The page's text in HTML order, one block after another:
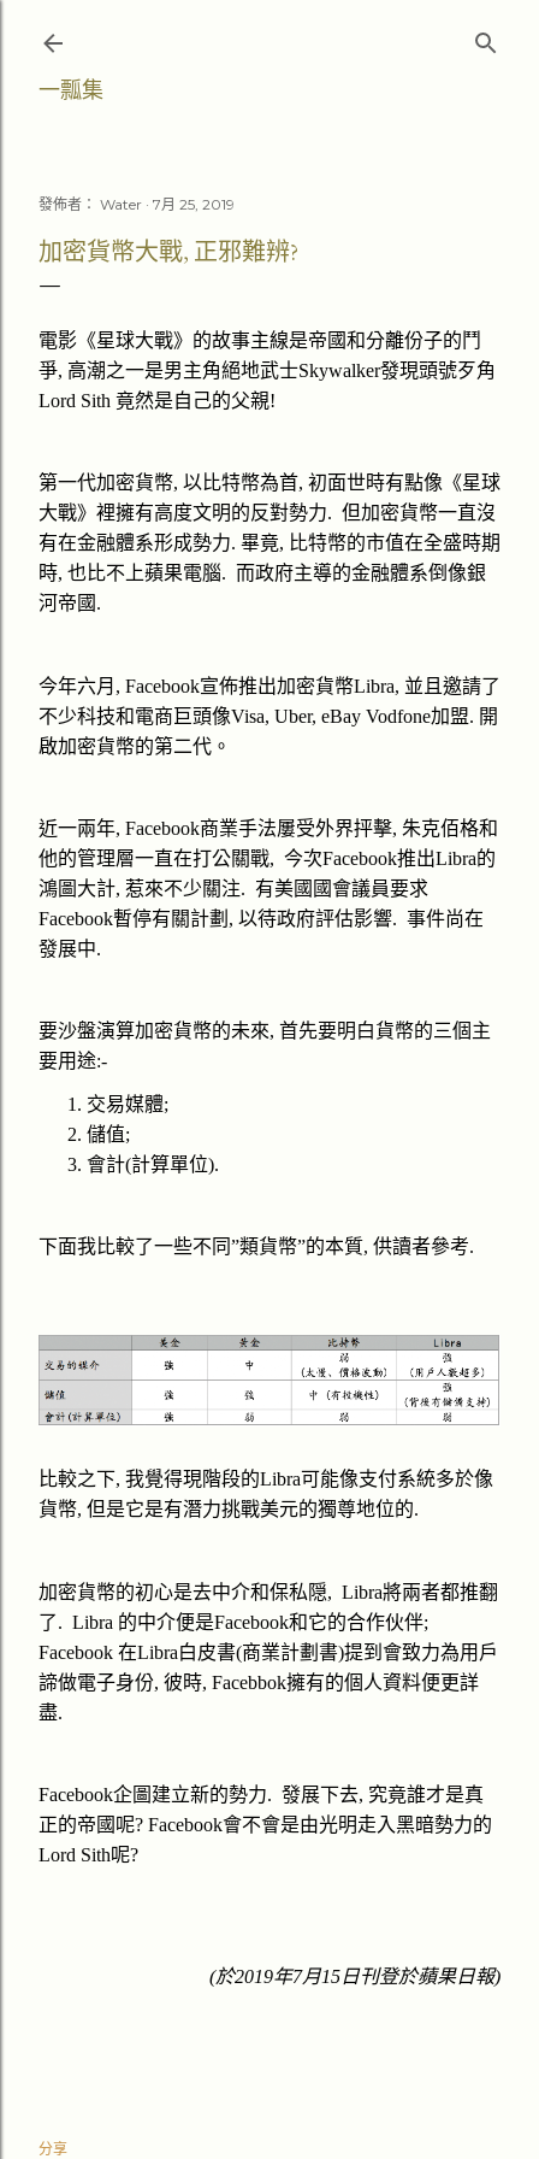
一瓢集
發佈者： Water 7月 25, 2019
加密貨幣大戰, 正邪難辨?
電影《星球大戰》的故事主線是帝國和分離份子的鬥
爭, 高潮之一是男主角絕地武士Skywalker發現頭號歹角
Lord Sith 竟然是自己的父親!
第一代加密貨幣, 以比特幣為首, 初面世時有點像 《星球
大戰》裡擁有高度文明的反對勢力. 但加密貨幣一直沒
有在金融體系形成勢力. 畢竟, 比特幣的市值在全盛時期
時, 也比不上蘋果電腦. 而政府主導的金融體系倒像銀
河帝國 .
今年六月 , Facebook宣佈推出加密貨幣Libra, 並且邀請了
不少科技和電商巨頭像Visa, Uber, eBay Vodfone加盟. 開
啟加密貨幣的第二代。
近一兩年, Facebook商業手法屢受外界抨擊, 朱克佰格和
他的管理層一直在打公關戰, 今次Facebook推出Libra的
鴻圖大計, 惹來不少關注. 有美國國會議員要求
Facebook暫停有關計劃 , 以待政府評估影響. 事件尚在
發展中.
要沙盤演算加密貨幣的未來, 首先要明白貨幣的三個主
要用途:-
1. 交易媒體;
2. 儲值;
3. 會計(計算單位).
下面我比較了一些不同”類貨幣”的本質, 供讀者參考.
比較之下, 我覺得現階段的Libra可能像支付系統多於像
貨幣, 但是它是有潛力挑戰美元的獨尊地位的.
加密貨幣的初心是去中介和保私隠, Libra將兩者都推翻
了. Libra 的中介便是Facebook和它的合作伙伴;
Facebook 在Libra白皮書(商業計劃書)提到會致力為用戶
諦做電子身份, 彼時, Facebbok擁有的個人資料便更詳
盡.
Facebook企圖 建立新的勢力. 發展下去, 究竟誰才是真
正的帝國呢? Facebook會不會是由光明走入黑暗勢力的
Lord Sith呢?
(於2019年7月15日刊登於蘋果日報)
分享